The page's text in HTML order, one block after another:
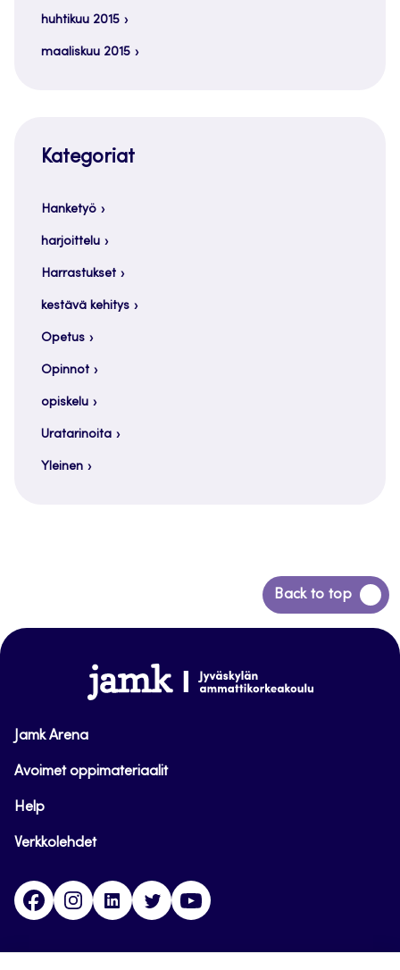
huhtikuu 2015
maaliskuu 2015
Kategoriat
Hanketyö
harjoittelu
Harrastukset
kestävä kehitys
Opetus
Opinnot
opiskelu
Uratarinoita
Yleinen
Back to top
Siirry
takaisin
www.jamk.fi
Jamk Arena
Avoimet oppimateriaalit
Help
Verkkolehdet
FacebookInstagramLinkedinTwitter